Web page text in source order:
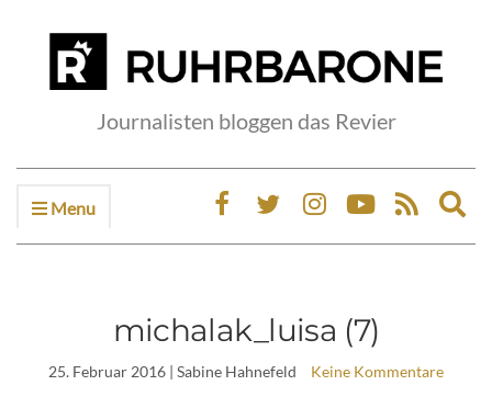
Journalisten bloggen das Revier
Menu
michalak_luisa (7)
25. Februar 2016 | Sabine Hahnefeld Keine Kommentare